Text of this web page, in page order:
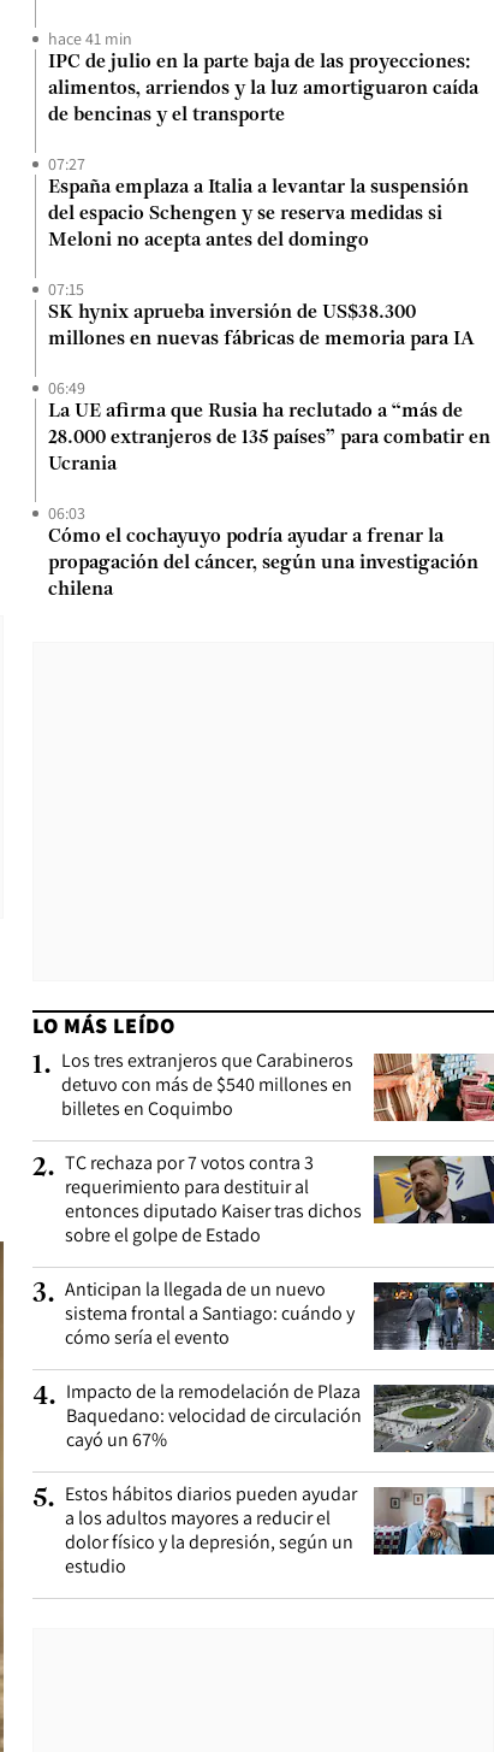
hace 41 min
IPC de julio en la parte baja de las proyecciones:
alimentos, arriendos y la luz amortiguaron caída
de bencinas y el transporte
07:27
España emplaza a Italia a levantar la suspensión
del espacio Schengen y se reserva medidas si
Meloni no acepta antes del domingo
07:15
SK hynix aprueba inversión de US$38.300
millones en nuevas fábricas de memoria para IA
06:49
La UE afirma que Rusia ha reclutado a “más de
28.000 extranjeros de 135 países” para combatir en
Ucrania
06:03
Cómo el cochayuyo podría ayudar a frenar la
propagación del cáncer, según una investigación
chilena
LO MÁS LEÍDO
1. Los tres extranjeros que Carabineros
detuvo con más de $540 millones en
billetes en Coquimbo
2. TC rechaza por 7 votos contra 3
requerimiento para destituir al
entonces diputado Kaiser tras dichos
sobre el golpe de Estado
3. Anticipan la llegada de un nuevo
sistema frontal a Santiago: cuándo y
cómo sería el evento
4. Impacto de la remodelación de Plaza
Baquedano: velocidad de circulación
cayó un 67%
5. Estos hábitos diarios pueden ayudar
a los adultos mayores a reducir el
dolor físico y la depresión, según un
estudio